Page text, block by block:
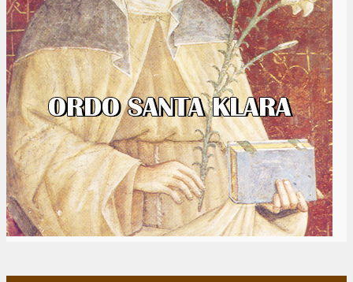
Alamat Provinsialat:
Jl. Kramat 5/10, Jakarta 14340
Telp. +62-021-3909941
Fax +62-021-3101940
Fransriana